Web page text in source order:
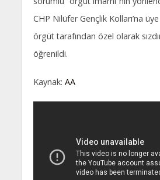
CHP Nilüfer Gençlik Kolları’na
örgüt tarafından özel olarak
öğrenildi.
Kaynak: AA